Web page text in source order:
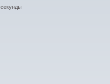
секунды